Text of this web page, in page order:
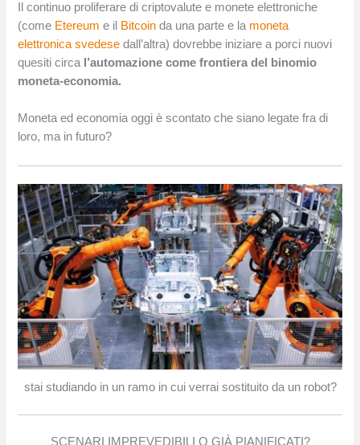
Il continuo proliferare di criptovalute e monete elettroniche
(come Etereum e il Bitcoin da una parte e la moneta
elettronica svedesedall’altra) dovrebbe iniziare a porci nuovi
quesiti circa l’automazione come frontiera del binomio
moneta-economia.
Moneta ed economia oggi è scontato che siano legate fra di
loro, ma in futuro?
stai studiando in un ramo in cui verrai sostituito da un robot?
SCENARI IMPREVEDIBILI O GIÀ PIANIFICATI?